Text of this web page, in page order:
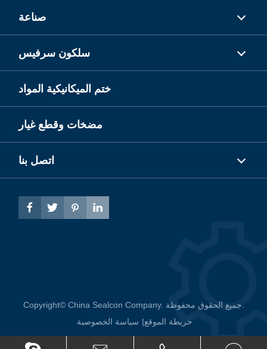
صناعة
سلكون سرفيس
ختم الميكانيكية المواد
مضخات وقطع غيار
اتصل بنا
   
Copyright© China Sealcon Company.
خريطة الموقع| سياسة الخصوصية